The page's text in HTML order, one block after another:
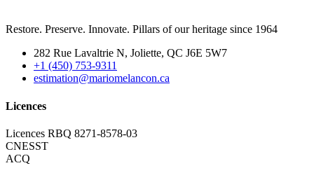
Restore. Preserve. Innovate. Pillars of our heritage since 1964
282 Rue Lavaltrie N, Joliette, QC J6E 5W7
+1 (450) 753-9311
estimation@mariomelancon.ca
Licences
Licences RBQ 8271-8578-03
CNESST
ACQ